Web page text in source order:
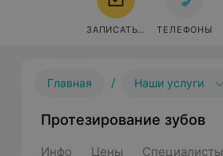
ЗАПИСАТЬСЯ ТЕЛЕФОНЫ
Главная / Наши услуги
Протезирование зубов
Инфо Цены Специалисты